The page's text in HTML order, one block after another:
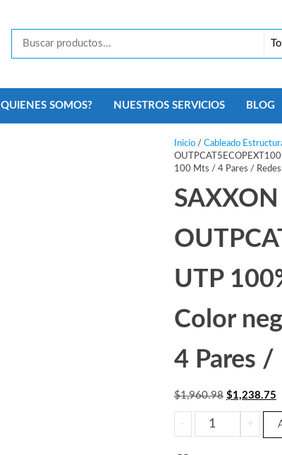
Security
Monterrey
SOMOS? NUESTROS SERVICIOS BLOG
Inicio/ Cableado
100 Mts / 4 Pares /
SAXXON
UTP
Color
4 Pares
$1,960.98 El
precio
original
$1,238.75El
-
SAXXON
+